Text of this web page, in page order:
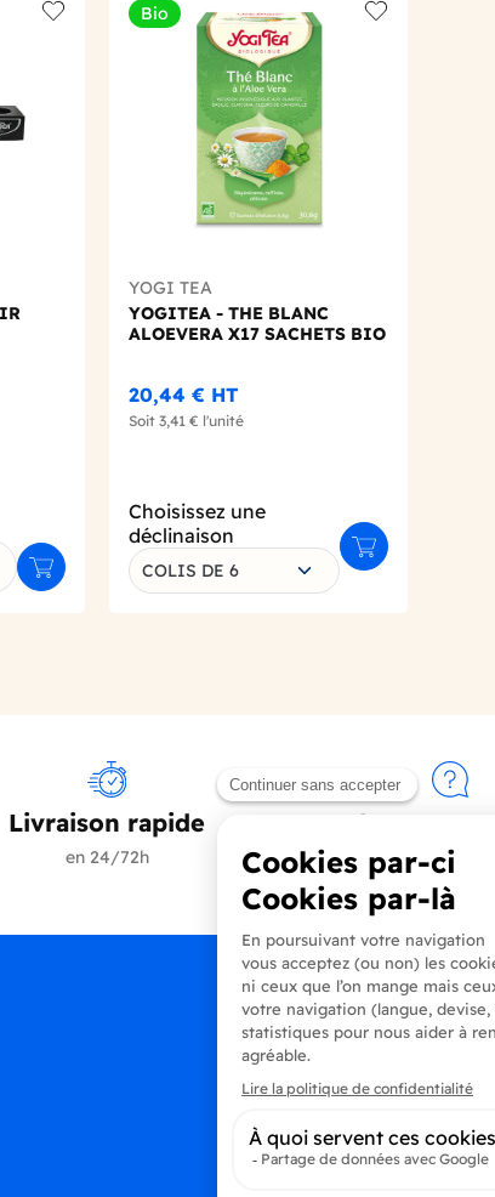
Add to wishlist
Ajouter au panier
Bio
YOGI TEA
YOGITEA - THE BLANC
ALOEVERA X17 SACHETS BIO
20,44 € HT
Soit 3,41 € l'unité
Choisissez une
déclinaison
COLIS DE 6
Ajouter au panier
Livraison rapide
en 24/72h
Contactez-
+33 (0)4 90 91